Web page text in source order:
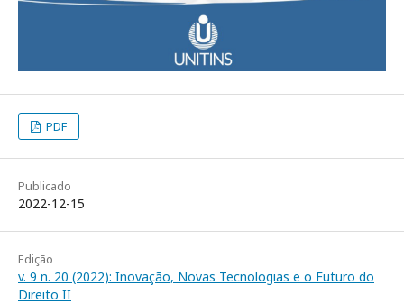
PDF
Publicado
2022-12-15
Edição
v. 9 n. 20 (2022): Inovação, Novas Tecnologias e o Futuro do
Direito II